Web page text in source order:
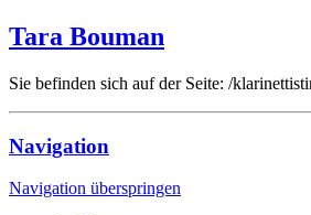
Tara Bouman
Sie befinden sich auf der Seite: /
Navigation
Navigation überspringen